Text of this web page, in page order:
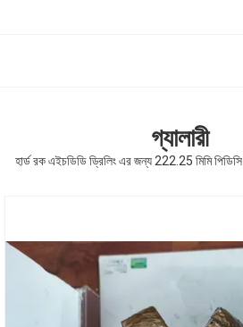
গ্যালারী
হার্ড রক এইচডিডি ড্রিলিং এর জন্য 222.25 মিমি